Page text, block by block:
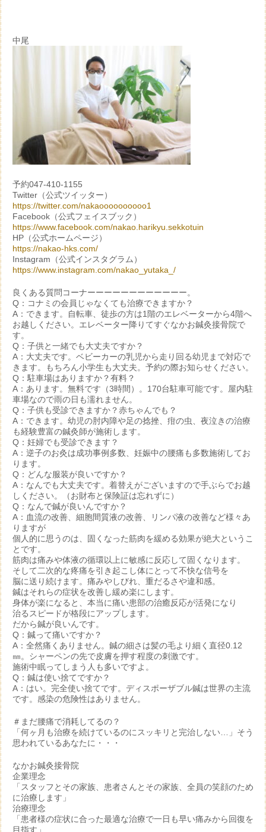
中尾
予約047-410-1155
Twitter（公式ツイッター）
https://twitter.com/nakaoooooooooo1
Facebook（公式フェイスブック）
https://www.facebook.com/nakao.harikyu.sekkotuin
HP（公式ホームページ）
https://nakao-hks.com/
Instagram（公式インスタグラム）
https://www.instagram.com/nakao_yutaka_/
良くある質問コーナーーーーーーーーーーーー。
Q：コナミの会員じゃなくても治療できますか？
A：できます。自転車、徒歩の方は1階のエレベーターから4階へ
お越しください。エレベーター降りてすぐなかお鍼灸接骨院で
す。
Q：子供と一緒でも大丈夫ですか？
A：大丈夫です。ベビーカーの乳児から走り回る幼児まで対応で
きます。もちろん小学生も大丈夫。予約の際お知らせください。
Q：駐車場はありますか？有料？
A：あります。無料です（3時間）。170台駐車可能です。屋内駐
車場なので雨の日も濡れません。
Q：子供も受診できますか？赤ちゃんでも？
A：できます。幼児の肘内障や足の捻挫、疳の虫、夜泣きの治療
も経験豊富の鍼灸師が施術します。
Q：妊婦でも受診できます？
A：逆子のお灸は成功事例多数、妊娠中の腰痛も多数施術してお
ります。
Q：どんな服装が良いですか？
A：なんでも大丈夫です。着替えがございますので手ぶらでお越
しください。（お財布と保険証は忘れずに）
Q：なんで鍼が良いんですか？
A：血流の改善、細胞間質液の改善、リンパ液の改善など様々あ
りますが
個人的に思うのは、固くなった筋肉を緩める効果が絶大というこ
とです。
筋肉は痛みや体液の循環以上に敏感に反応して固くなります。
そして二次的な疼痛を引き起こし体にとって不快な信号を
脳に送り続けます。痛みやしびれ、重だるさや違和感。
鍼はそれらの症状を改善し緩め楽にします。
身体が楽になると、本当に痛い患部の治癒反応が活発になり
治るスピードが格段にアップします。
だから鍼が良いんです。
Q：鍼って痛いですか？
A：全然痛くありません。鍼の細さは髪の毛より細く直径0.12
㎜。シャーペンの先で皮膚を押す程度の刺激です。
施術中眠ってしまう人も多いですよ。
Q：鍼は使い捨てですか？
A：はい。完全使い捨てです。ディスポーザブル鍼は世界の主流
です。感染の危険性はありません。
＃まだ腰痛で消耗してるの？
「何ヶ月も治療を続けているのにスッキリと完治しない…」そう
思われているあなたに・・・
なかお鍼灸接骨院
企業理念
「スタッフとその家族、患者さんとその家族、全員の笑顔のため
に治療します」
治療理念
「患者様の症状に合った最適な治療で一日も早い痛みから回復を
目指す」